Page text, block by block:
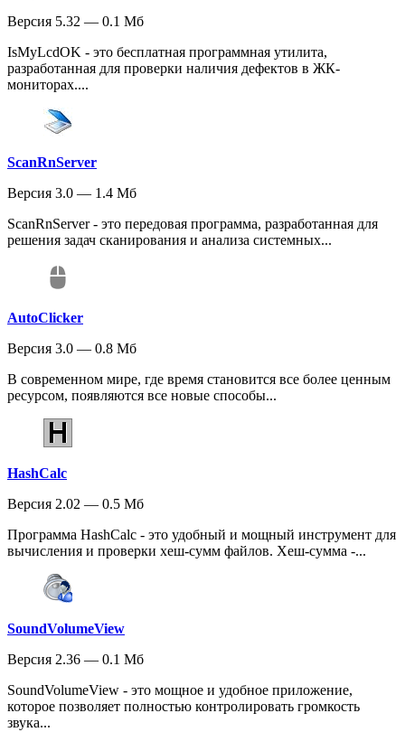
Версия 5.32 — 0.1 Мб
IsMyLcdOK - это бесплатная программная утилита,
разработанная для проверки наличия дефектов в ЖК-
мониторах....
ScanRnServer
Версия 3.0 — 1.4 Мб
ScanRnServer - это передовая программа, разработанная для
решения задач сканирования и анализа системных...
AutoClicker
Версия 3.0 — 0.8 Мб
В современном мире, где время становится все более ценным
ресурсом, появляются все новые способы...
HashCalc
Версия 2.02 — 0.5 Мб
Программа HashCalc - это удобный и мощный инструмент для
вычисления и проверки хеш-сумм файлов. Хеш-сумма -...
SoundVolumeView
Версия 2.36 — 0.1 Мб
SoundVolumeView - это мощное и удобное приложение,
которое позволяет полностью контролировать громкость
звука...